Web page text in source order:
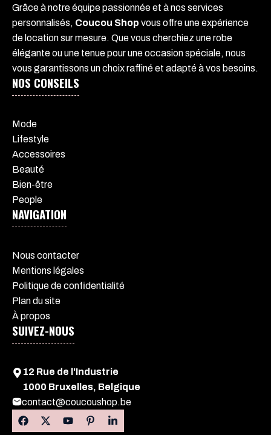
Grâce à notre équipe passionnée et à nos services
personnalisés, Coucou Shop vous offre une expérience
de location sur mesure. Que vous cherchiez une robe
élégante ou une tenue pour une occasion spéciale, nous
vous garantissons un choix raffiné et adapté à vos besoins.
NOS CONSEILS
Mode
Lifestyle
Accessoires
Beauté
Bien-être
People
NAVIGATION
Nous contacter
Mentions légales
Politique de confidentialité
Plan du site
À propos
SUIVEZ-NOUS
12 Rue de l'Industrie
1000 Bruxelles, Belgique
contact@coucoushop.be